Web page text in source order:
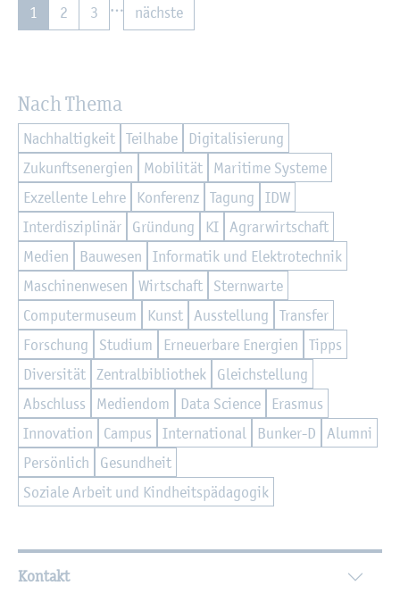
1 2 3 … nächs­te
Nach Thema
Nach­hal­tig­keit Teil­ha­be
Di­gi­ta­li­sie­rung
Zu­kunfts­en­er­gi­en
Mo­bi­li­tät
Ma­ri­ti­me Sys­te­me
Ex­zel­len­te Lehre
Kon­fe­renz Ta­gung
IDW
In­ter­dis­zi­pli­när
Grün­dung KI Agrar­wirt­schaft
Me­di­en
Bau­we­sen
In­for­ma­tik und Elek­tro­tech­nik
Ma­schi­nen­we­sen
Wirt­schaft
Stern­war­te
Com­pu­ter­mu­se­um
Kunst Aus­stel­lung
Trans­fer
For­schung
Stu­di­um Er­neu­er­ba­re En­er­gi­en
Tipps
Di­ver­si­tät Zen­tral­bi­blio­thek
Gleich­stel­lung
Ab­schluss
Me­di­en­dom Data Sci­ence
Eras­mus
In­no­va­ti­on
Cam­pus In­ter­na­tio­nal Bun­ker-D
Alum­ni
Per­sön­lich
Ge­sund­heit
So­zia­le Ar­beit und Kind­heits­päd­ago­gik
Wei­ter­füh­ren­de In­for­ma­tio­nen
Kontakt